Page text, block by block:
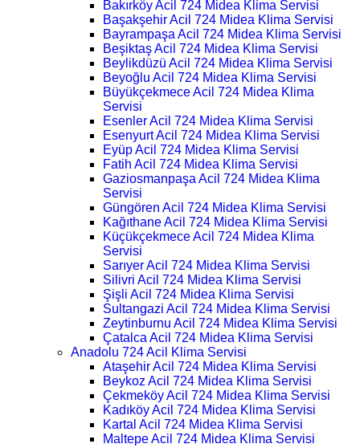
Bakırköy Acil 724 Midea Klima Servisi
Başakşehir Acil 724 Midea Klima Servisi
Bayrampaşa Acil 724 Midea Klima Servisi
Beşiktaş Acil 724 Midea Klima Servisi
Beylikdüzü Acil 724 Midea Klima Servisi
Beyoğlu Acil 724 Midea Klima Servisi
Büyükçekmece Acil 724 Midea Klima
Servisi
Esenler Acil 724 Midea Klima Servisi
Esenyurt Acil 724 Midea Klima Servisi
Eyüp Acil 724 Midea Klima Servisi
Fatih Acil 724 Midea Klima Servisi
Gaziosmanpaşa Acil 724 Midea Klima
Servisi
Güngören Acil 724 Midea Klima Servisi
Kağıthane Acil 724 Midea Klima Servisi
Küçükçekmece Acil 724 Midea Klima
Servisi
Sarıyer Acil 724 Midea Klima Servisi
Silivri Acil 724 Midea Klima Servisi
Şişli Acil 724 Midea Klima Servisi
Sultangazi Acil 724 Midea Klima Servisi
Zeytinburnu Acil 724 Midea Klima Servisi
Çatalca Acil 724 Midea Klima Servisi
Anadolu 724 Acil Klima Servisi
Ataşehir Acil 724 Midea Klima Servisi
Beykoz Acil 724 Midea Klima Servisi
Çekmeköy Acil 724 Midea Klima Servisi
Kadıköy Acil 724 Midea Klima Servisi
Kartal Acil 724 Midea Klima Servisi
Maltepe Acil 724 Midea Klima Servisi